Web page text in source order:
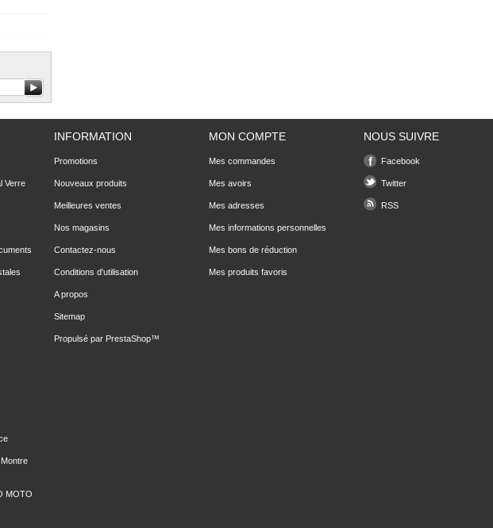
Verre
MOTO
INFORMATION
Promotions
Nouveaux produits
Meilleures ventes
Nos magasins
Contactez-nous
Conditions d'utilisation
A propos
Sitemap
Propulsé par PrestaShop™
MON COMPTE
Mes commandes
Mes avoirs
Mes adresses
Mes informations personnelles
Mes bons de réduction
Mes produits favoris
NOUS SUIVRE
Facebook
Twitter
RSS